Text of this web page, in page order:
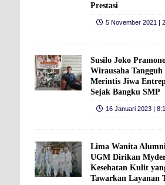
Prestasi
5 November 2021 |
Susilo Joko
Wirausaha Tangguh
Merintis Jiwa
Sejak Bangku SMP
16 Januari 2023 |
Lima Wanita
UGM Dirikan
Kesehatan Kulit
Tawarkan Layanan